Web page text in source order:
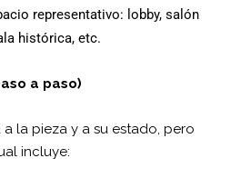
representativo: lobby, salón
histórica, etc.
a paso)
la pieza y a su estado, pero
incluye: